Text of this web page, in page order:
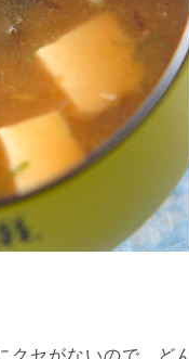
クセがないので、ど